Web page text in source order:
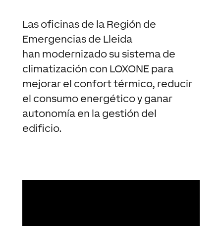
Las oficinas de la Región de
Emergencias de Lleida
han modernizado su sistema de
climatización con LOXONE para
mejorar el confort térmico, reducir
el consumo energético y ganar
autonomía en la gestión del
edificio.